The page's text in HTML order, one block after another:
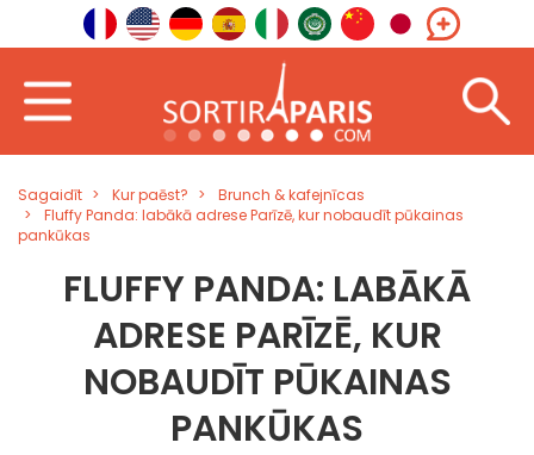
Sagaidīt Kur paēst?
Brunch & kafejnīcas
Fluffy Panda: labākā adrese Parīzē, kur nobaudīt pūkainas
pankūkas
FLUFFY PANDA: LABĀKĀ
ADRESE PARĪZĒ, KUR
NOBAUDĪT PŪKAINAS
PANKŪKAS